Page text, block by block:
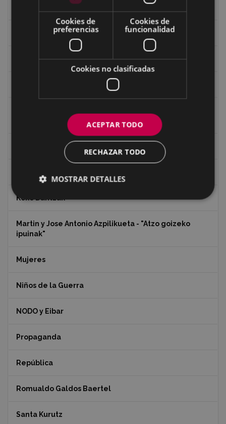
Iglesia de Azitain
Indalecio Ojanguren Diputación de Gipuzkoa
Koko Dantzak
Martin y Jose Antonio Azpilikueta - "Atzo goizeko
ipuinak"
Mujeres
Niños de la Guerra
NODO y Eibar
Propaganda
República
Romualdo Galdos Baertel
Santa Kurutz
Cookies de
preferencias
Cookies de
funcionalidad
Cookies no clasificadas
ACEPTAR TODO
RECHAZAR TODO
MOSTRAR DETALLES